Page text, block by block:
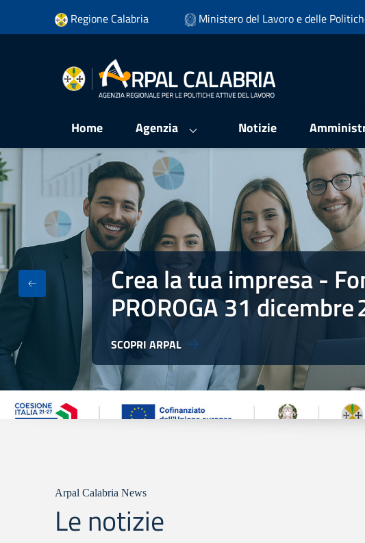
Vai ai contenuti
Vai al menu di navigazione
Regione Calabria Ministero del Lavoro e delle
Home Agenzia Notizie
Crea la tua impresa - Fondo Imprese Donne e
Crea la tua impresa -
PROROGA 31 dicembre
SCOPRI ARPAL
Arpal Calabria News
Le notizie